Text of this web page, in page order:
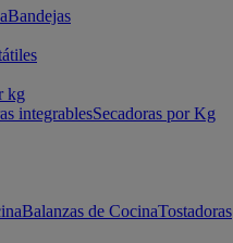
Bandejas
kg
integrablesSecadoras por Kg
Balanzas de CocinaTostadoras